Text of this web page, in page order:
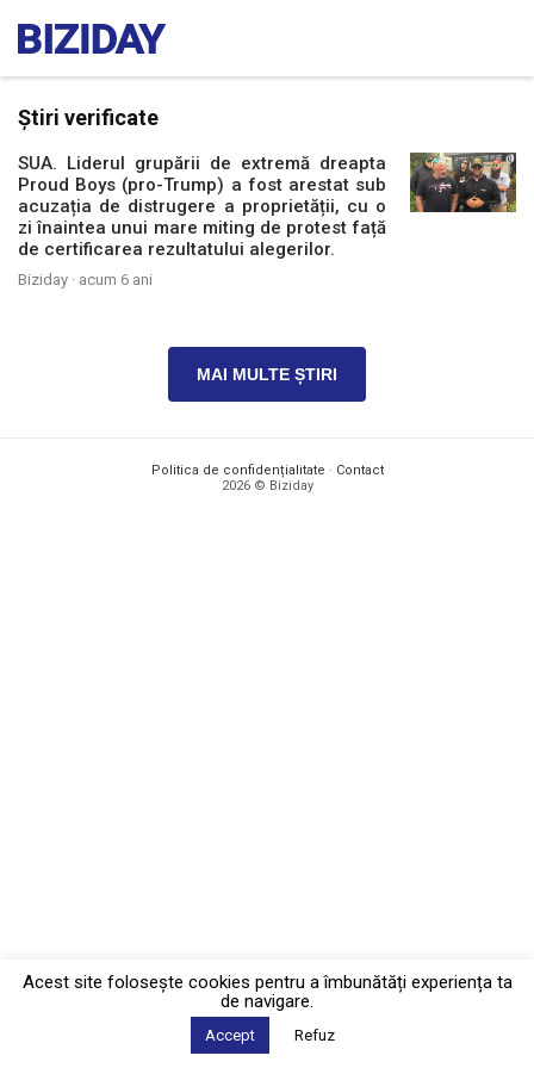
Știri verificate
SUA. Liderul grupării de extremă dreapta
Proud Boys (pro-Trump) a fost arestat sub
acuzația de distrugere a proprietății, cu o
zi înaintea unui mare miting de protest față
de certificarea rezultatului alegerilor.
Biziday · acum 6 ani
MAI MULTE ȘTIRI
Politica de confidențialitate · Contact
2026 © Biziday
Acest site foloseşte cookies pentru a îmbunătăți experiența ta
de navigare.
Accept Refuz